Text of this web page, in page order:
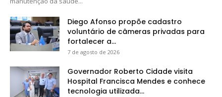
Diego Afonso propõe cadastro
voluntário de câmeras privadas para
fortalecer a...
7 de agosto de 2026
Governador Roberto Cidade visita
Hospital Francisca Mendes e conhece
tecnologia utilizada...